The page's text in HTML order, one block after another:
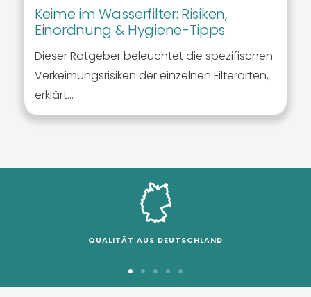
Keime im Wasserfilter: Risiken,
Einordnung & Hygiene-Tipps
Dieser Ratgeber beleuchtet die spezifischen
Verkeimungsrisiken der einzelnen Filterarten,
erklärt...
QUALITÄT AUS DEUTSCHLAND